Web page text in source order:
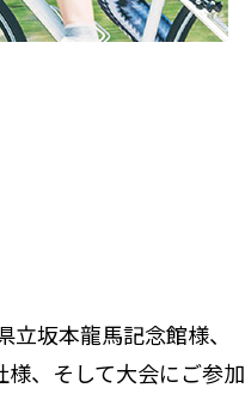
坂本龍馬記念館様、
、そして大会にご参加